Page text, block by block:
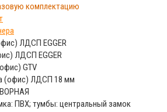
комплектацию
ЛДСП EGGER
ЛДСП EGGER
GTV
(офис) ЛДСП 18 мм
ПВХ; тумбы: центральный замок